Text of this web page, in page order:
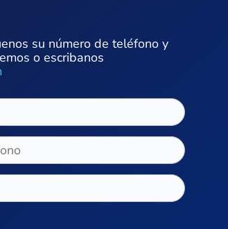
su número de teléfono y
o escribanos